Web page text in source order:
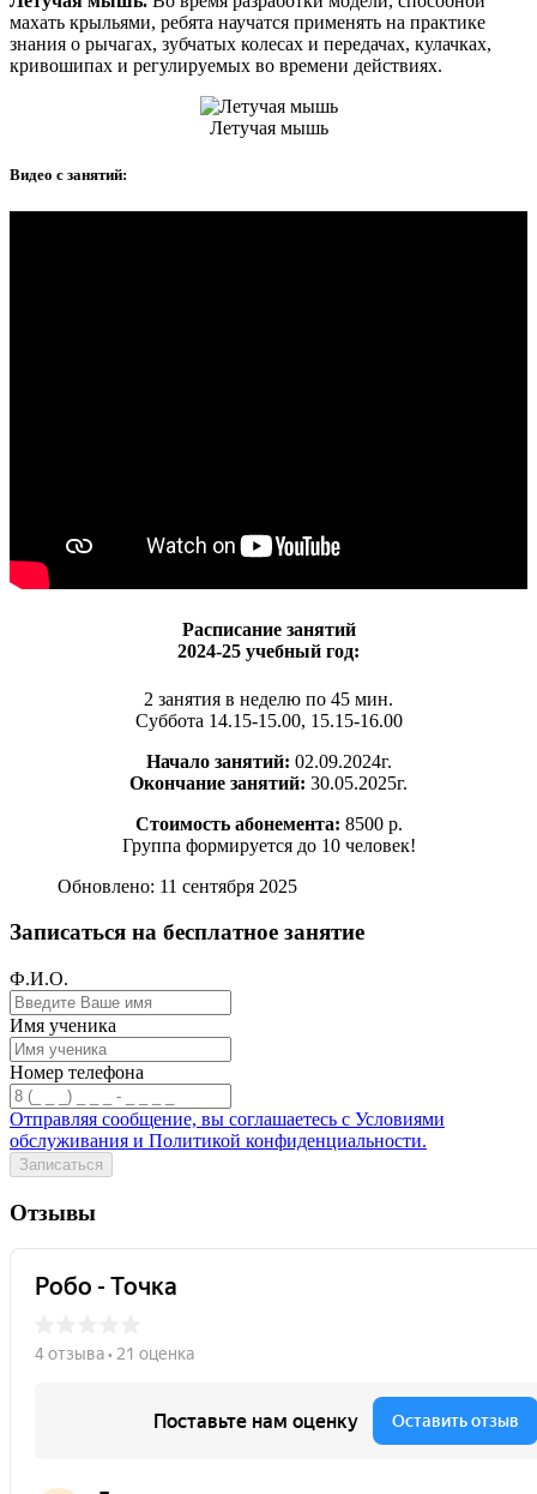
махать крыльями, ребята научатся применять на практике
знания о рычагах, зубчатых колесах и передачах, кулачках,
кривошипах и регулируемых во времени действиях.
Летучая мышь
Видео с занятий:
Расписание занятий
2024-25 учебный год:
2 занятия в неделю по 45 мин.
Суббота 14.15-15.00, 15.15-16.00
Начало занятий: 02.09.2024г.
Окончание занятий: 30.05.2025г.
Стоимость абонемента: 8500 р.
Группа формируется до 10 человек!
Обновлено: 11 сентября 2025
Записаться на бесплатное занятие
Ф.И.О.
Имя ученика
Номер телефона
Отправляя сообщение, вы соглашаетесь с Условиями
обслуживания и Политикой конфиденциальности.
Записаться
Отзывы